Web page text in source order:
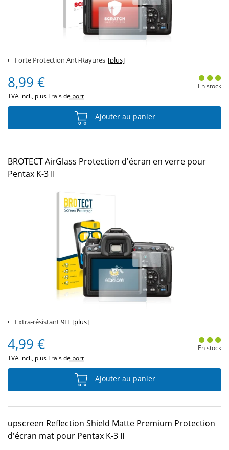
Forte Protection Anti-Rayures [plus]
8,99 €
TVA incl., plus Frais de port
En stock
Ajouter au panier
BROTECT AirGlass Protection d'écran en verre pour
Pentax K-3 II
Extra-résistant 9H [plus]
4,99 €
TVA incl., plus Frais de port
En stock
Ajouter au panier
upscreen Reflection Shield Matte Premium Protection
d'écran mat pour Pentax K-3 II